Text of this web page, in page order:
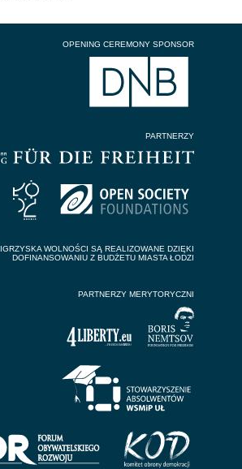
OPENING CEREMONY SPONSOR
PARTNERZY
IGRZYSKA WOLNOŚCI SĄ REALIZOWANE DZIĘKI
DOFINANSOWANIU Z BUDŻETU MIASTA ŁODZI
PARTNERZY MERYTORYCZNI